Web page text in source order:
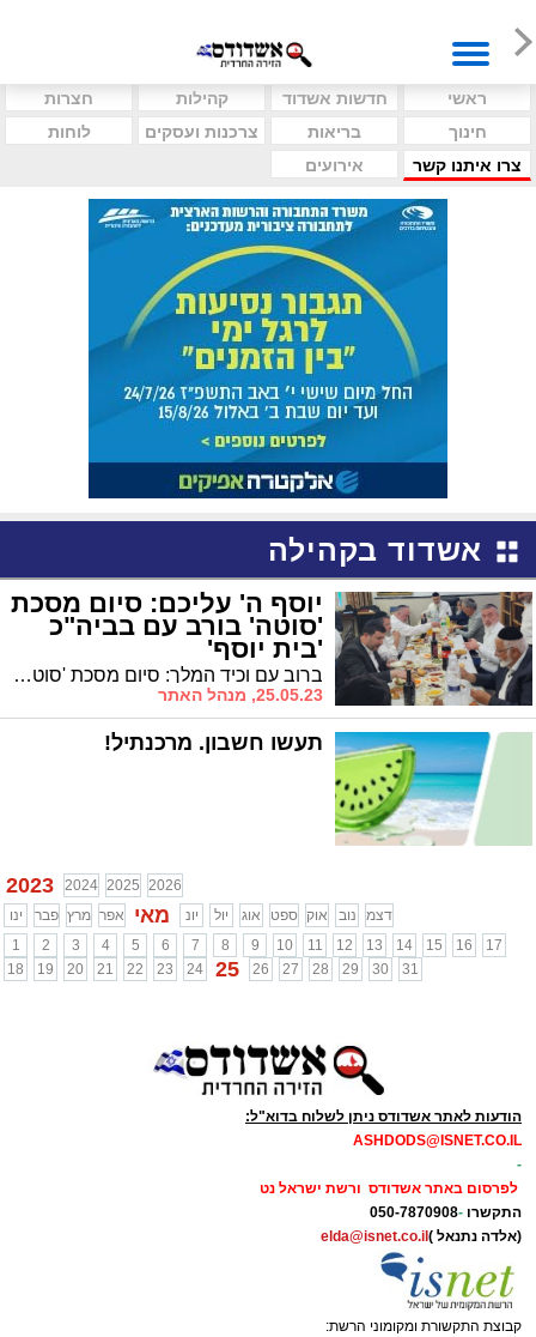
ראשי חדשות אשדוד קהילות
חצרות
חינוך
בריאות צרכנות ועסקים
לוחות
צרו איתנו קשר
אירועים
אשדוד בקהילה
יוסף ה' עליכם: סיום מסכת
'סוטה' בורב עם בביה"כ
'בית יוסף'
ברוב עם וכיד המלך: סיום מסכת 'סוטה' מרגשת למשתתפי הדף היומי בביהכ"נ חניכי הישיבות "בית יוסף"
25.05.23, מנהל האתר
תעשו חשבון. מרכנתיל!
2023 2024 2025 2026
ינו
פבר מרץ אפר מאי יונ יול אוג ספט אוק נוב
דצמ
1
2 3 4 5 6 7 8 9 10 11 12 13 14 15 16
17
18
19 20 21 22 23 24 25 26 27 28 29 30 31
הודעות לאתר אשדודס ניתן לשלוח בדוא"ל:
ASHDODS@ISNET.CO.IL
-
לפרסום באתר אשדודס ורשת ישראל נט
התקשרו -
050-7870908
(אלדה נתנאל ) elda@isnet.co.il
קבוצת התקשורת ומקומוני הרשת: